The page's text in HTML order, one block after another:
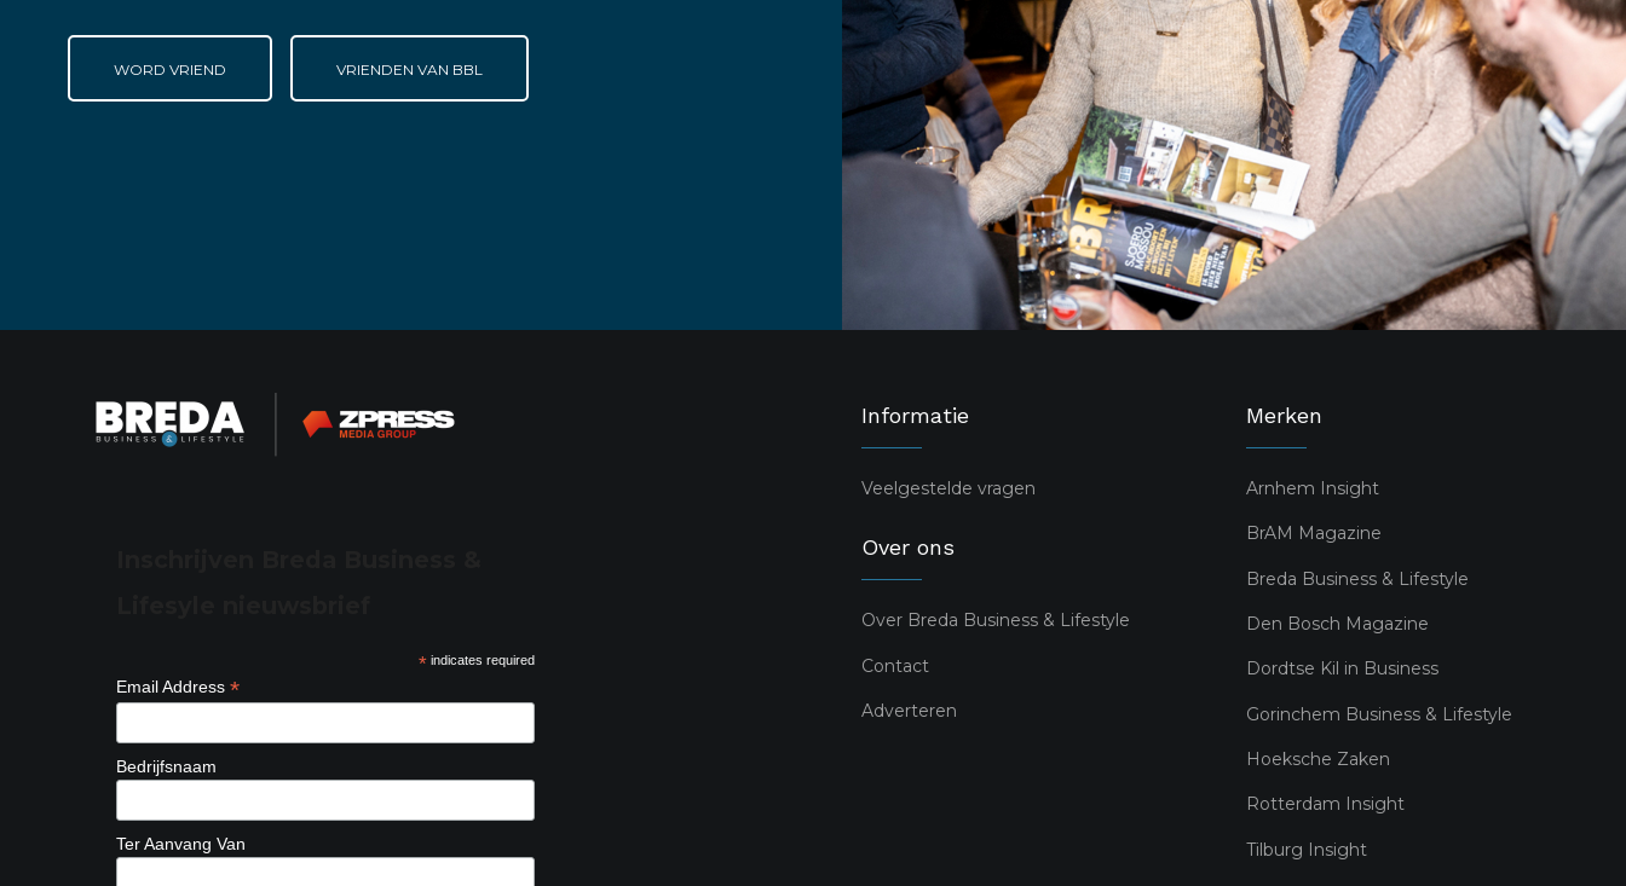
WORD VRIEND VRIENDEN VAN BBL
*indicates required
Email Address *
Bedrijfsnaam
Ter Aanvang Van
Informatie
Veelgestelde vragen
Over ons
Over Breda Business & Lifestyle
Contact
Adverteren
Merken
Arnhem Insight
BrAM Magazine
Breda Business & Lifestyle
Den Bosch Magazine
Dordtse Kil in Business
Gorinchem Business & Lifestyle
Hoeksche Zaken
Rotterdam Insight
Tilburg Insight